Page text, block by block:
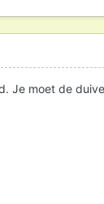
Je moet de